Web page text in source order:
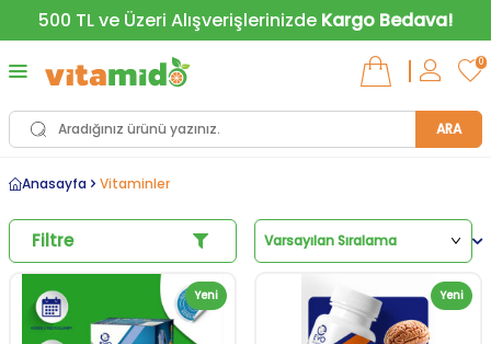
500 TL ve Üzeri Alışverişlerinizde Kargo Bedava!
ARA
0
Anasayfa Vitaminler
Filtre
Yeni Yeni